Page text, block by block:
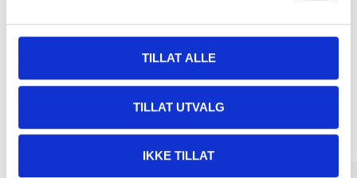
TILLAT ALLE
TILLAT UTVALG
IKKE TILLAT
Relaterte produkter